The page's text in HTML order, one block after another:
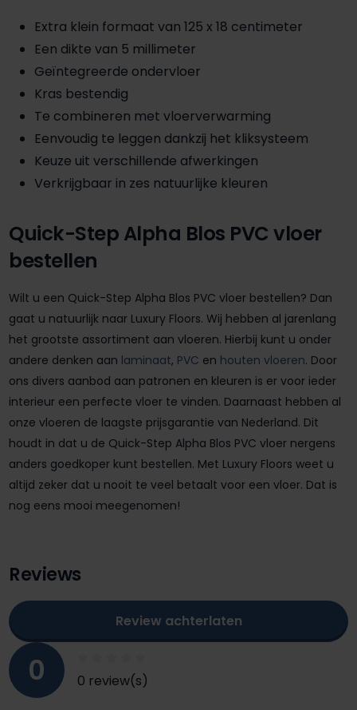
Extra klein formaat van 125 x 18 centimeter
Een dikte van 5 millimeter
Geïntegreerde ondervloer
Kras bestendig
Te combineren met vloerverwarming
Eenvoudig te leggen dankzij het kliksysteem
Keuze uit verschillende afwerkingen
Verkrijgbaar in zes natuurlijke kleuren
Quick-Step Alpha Blos PVC vloer
bestellen
Wilt u een Quick-Step Alpha Blos PVC vloer bestellen? Dan
gaat u natuurlijk naar Luxury Floors. Wij hebben al jarenlang
het grootste assortiment aan vloeren. Hierbij kunt u onder
andere denken aan laminaat, PVC en houten vloeren. Door
ons divers aanbod aan patronen en kleuren is er voor ieder
interieur een perfecte vloer te vinden. Daarnaast hebben al
onze vloeren de laagste prijsgarantie van Nederland. Dit
houdt in dat u de Quick-Step Alpha Blos PVC vloer nergens
anders goedkoper kunt bestellen. Met Luxury Floors weet u
altijd zeker dat u nooit te veel betaalt voor een vloer. Dat is
nog eens mooi meegenomen!
Reviews
0 0 review(s)
Review achterlaten